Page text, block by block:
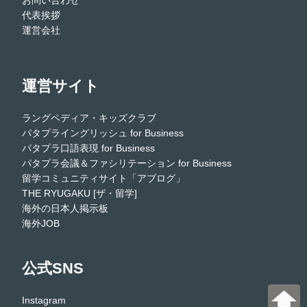
代表挨拶
運営会社
運営サイト
ラングペディア・キッズクラブ
パタプライングリッシュ for Business
パタプラ口語表現 for Business
パタプラ会議＆ファシリテーション for Business
留学コミュニティサイト「アブログ」
THE RYUGAKU [ザ・留学]
海外の日本人掲示板
海外JOB
公式SNS
Instagram